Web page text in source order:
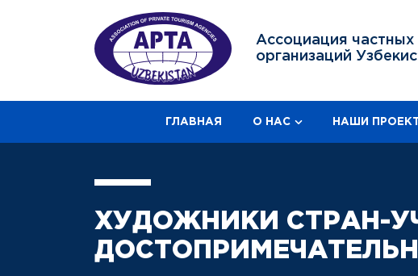
Ассоциация частных
организаций
ГЛАВНАЯ О НАС НАШИ
ХУДОЖНИКИ СТРАН-